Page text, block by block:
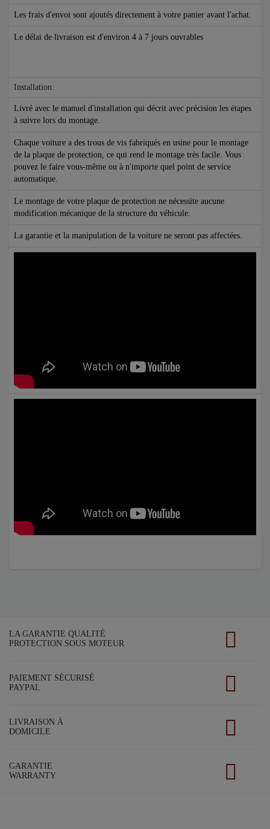
Les frais d'envoi sont ajoutés directement à votre panier avant l'achat.
Le délai de livraison est d'environ 4 à 7 jours ouvrables
Installation:
Livré avec le manuel d'installation qui décrit avec précision les étapes
à suivre lors du montage.
Chaque voiture a des trous de vis fabriqués en usine pour le montage
de la plaque de protection, ce qui rend le montage très facile. Vous
pouvez le faire vous-même ou à n'importe quel point de service
automatique.
Le montage de votre plaque de protection ne nécessite aucune
modification mécanique de la structure du véhicule.
La garantie et la manipulation de la voiture ne seront pas affectées.
LA GARANTIE QUALITÉ
PROTECTION SOUS MOTEUR
PAIEMENT SÉCURISÉ
PAYPAL
LIVRAISON À
DOMICILE
GARANTIE
WARRANTY